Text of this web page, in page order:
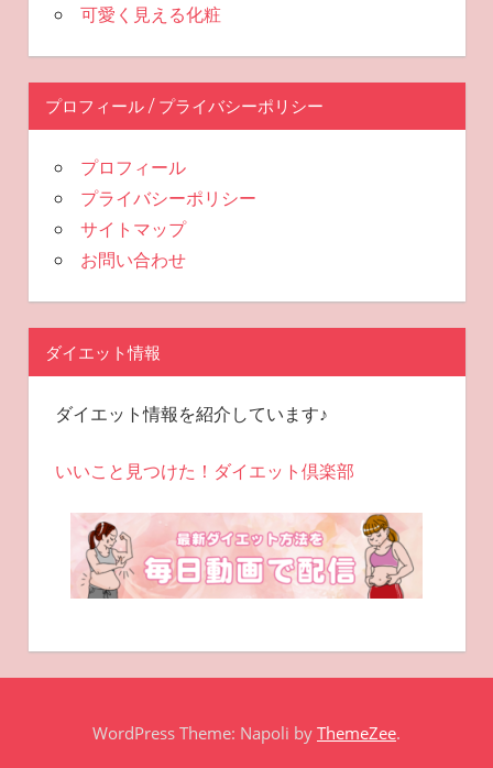
可愛く見える化粧
プロフィール / プライバシーポリシー
プロフィール
プライバシーポリシー
サイトマップ
お問い合わせ
ダイエット情報
ダイエット情報を紹介しています♪
いいこと見つけた！ダイエット倶楽部
WordPress Theme: Napoli by ThemeZee.